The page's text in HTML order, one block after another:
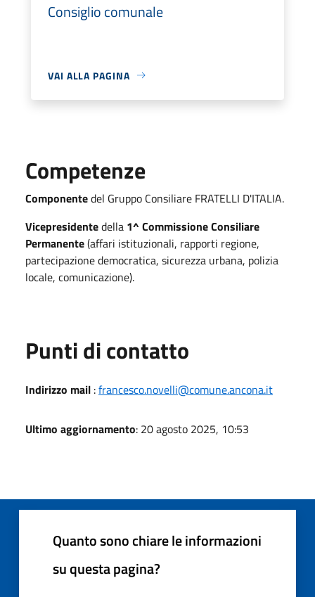
Consiglio comunale
VAI ALLA PAGINA
Competenze
Componentedel Gruppo Consiliare FRATELLI D'ITALIA.
Vicepresidentedella 1^ Commissione Consiliare
Permanente(affari istituzionali, rapporti regione,
partecipazione democratica, sicurezza urbana, polizia
locale, comunicazione).
Punti di contatto
Indirizzo mail :francesco.novelli@comune.ancona.it
Ultimo aggiornamento: 20 agosto 2025, 10:53
Quanto sono chiare le informazioni
su questa pagina?